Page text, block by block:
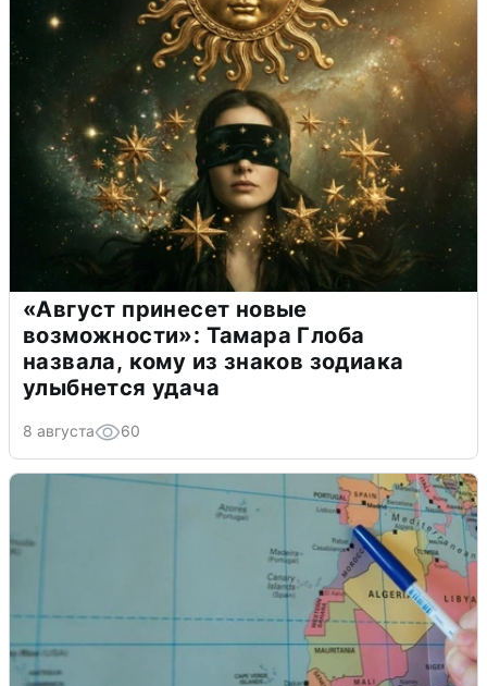
«Август принесет новые
возможности»: Тамара Глоба
назвала, кому из знаков зодиака
улыбнется удача
8 августа 60